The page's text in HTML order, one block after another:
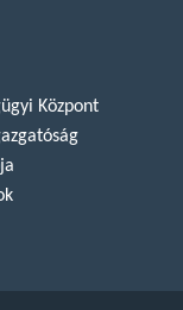
Központ